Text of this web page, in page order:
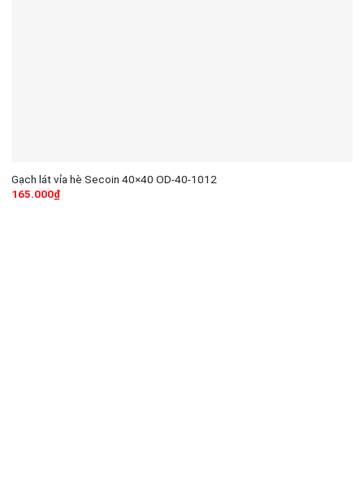
Gạch lát vỉa hè Secoin 40×40 OD-40-1012
165.000₫